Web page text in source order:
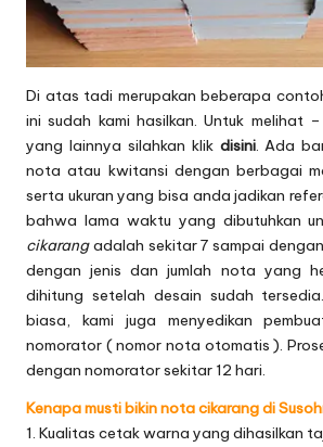
Di atas tadi merupakan beberapa
ini sudah kami hasilkan. Untuk melihat
yang lainnya silahkan klik disini. Ada
nota atau kwitansi dengan berbagai
serta ukuran yang bisa anda jadikan
bahwa lama waktu yang dibutuhkan
cikarangadalah sekitar 7 sampai
dengan jenis dan jumlah nota yang
dihitung setelah desain sudah
biasa, kami juga menyedikan
nomorator ( nomor nota otomatis ).
dengan nomorator sekitar 12 hari.
Kenapa musti bikin nota cikarang di
1. Kualitas cetak warna yang dihasilkan